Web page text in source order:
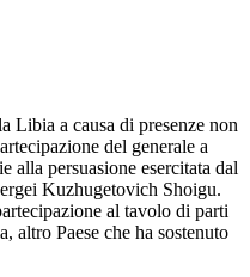
Libia a causa di presenze non
del generale a
alla persuasione esercitata dal
Kuzhugetovich Shoigu.
al tavolo di parti
altro Paese che ha sostenuto